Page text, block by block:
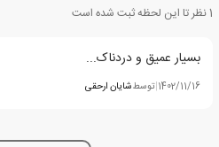
1نظر تا این لحظه ثبت شده است
بسیار عمیق و دردناک...
1402/11/16
|توسطشایان ارحقی